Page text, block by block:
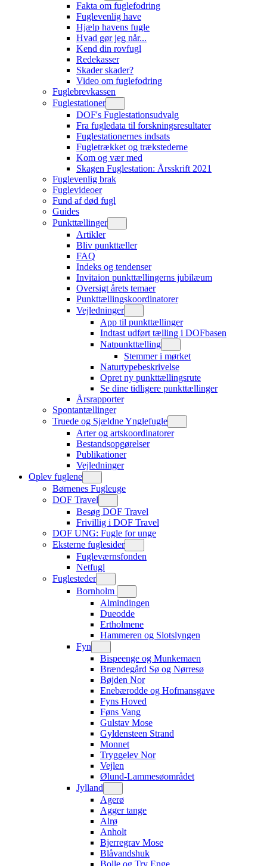
Fakta om fuglefodring
Fuglevenlig have
Hjælp havens fugle
Hvad gør jeg når...
Kend din rovfugl
Redekasser
Skader skader?
Video om fuglefodring
Fuglebrevkassen
Fuglestationer
DOF's Fuglestationsudvalg
Fra fugledata til forskningsresultater
Fuglestationernes indsats
Fugletrækket og trækstederne
Kom og vær med
Skagen Fuglestation: Årsskrift 2021
Fuglevenlig brak
Fuglevideoer
Fund af død fugl
Guides
Punkttællinger
Artikler
Bliv punkttæller
FAQ
Indeks og tendenser
Invitaion punkttællingerns jubilæum
Oversigt årets temaer
Punkttællingskoordinatorer
Vejledninger
App til punkttællinger
Indtast udført tælling i DOFbasen
Natpunkttælling
Stemmer i mørket
Naturtypebeskrivelse
Opret ny punkttællingsrute
Se dine tidligere punkttællinger
Årsrapporter
Spontantællinger
Truede og Sjældne Ynglefugle
Arter og artskoordinatorer
Bestandsopgørelser
Publikationer
Vejledninger
Oplev fuglene
Børnenes Fugleuge
DOF Travel
Besøg DOF Travel
Frivillig i DOF Travel
DOF UNG: Fugle for unge
Eksterne fuglesider
Fugleværnsfonden
Netfugl
Fuglesteder
Bornholm
Almindingen
Dueodde
Ertholmene
Hammeren og Slotslyngen
Fyn
Bispeenge og Munkemaen
Brændegård Sø og Nørresø
Bøjden Nor
Enebærodde og Hofmansgave
Fyns Hoved
Føns Vang
Gulstav Mose
Gyldensteen Strand
Monnet
Tryggelev Nor
Vejlen
Ølund-Lammesøområdet
Jylland
Agerø
Agger tange
Alrø
Anholt
Bjerregrav Mose
Blåvandshuk
Bolle og Try Enge